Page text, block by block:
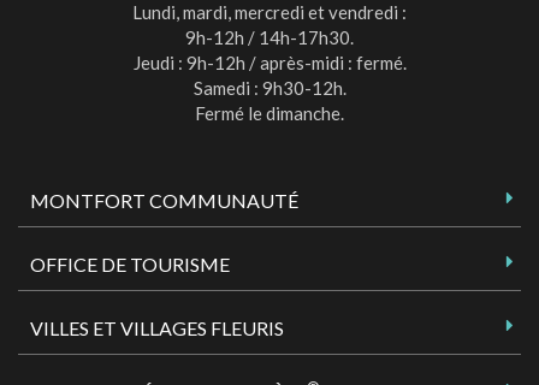
Lundi, mardi, mercredi et vendredi :
9h-12h / 14h-17h30.
Jeudi : 9h-12h / après-midi : fermé.
Samedi : 9h30-12h.
Fermé le dimanche.
MONTFORT COMMUNAUTÉ
OFFICE DE TOURISME
VILLES ET VILLAGES FLEURIS